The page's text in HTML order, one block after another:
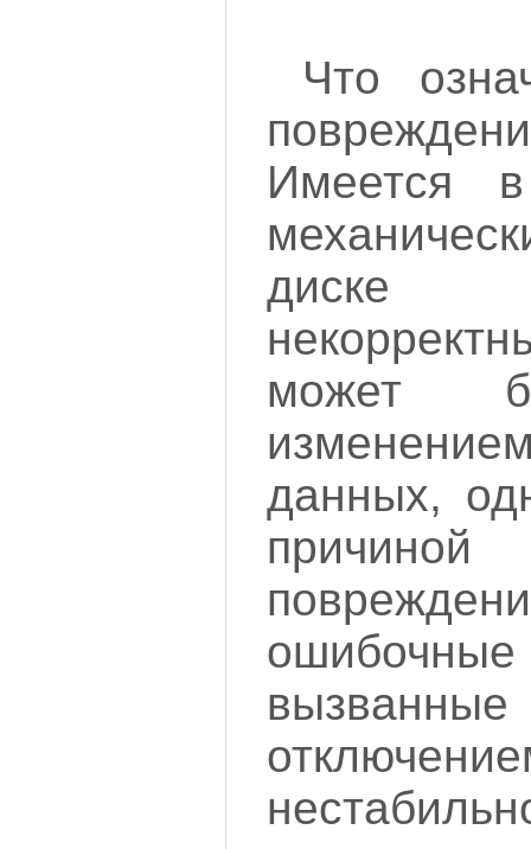
Что
Имеется
диске
может
данных,